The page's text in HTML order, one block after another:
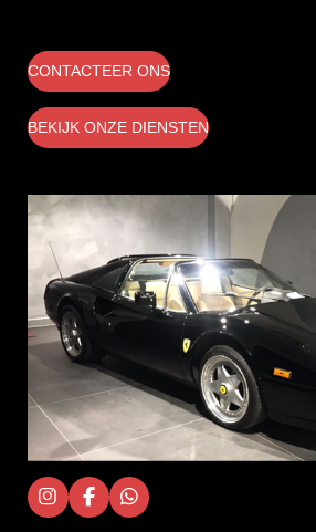
CONTACTEER ONS
BEKIJK ONZE DIENSTEN
I
n
F
a
W
h